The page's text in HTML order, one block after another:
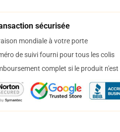
sécurisée
mondiale à votre porte
de suivi fourni pour tous les colis
complet si le produit n'est